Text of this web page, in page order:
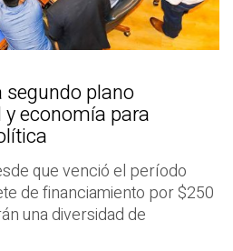
plano
economía para
que venció el período
de financiamiento por $250
una diversidad de